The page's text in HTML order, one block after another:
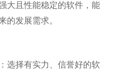
大且性能稳定的软件，能
的发展需求。
择有实力、信誉好的软